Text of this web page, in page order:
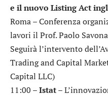
e il nuovo Listing Act
Roma – Conferenza
lavori il Prof. Paolo
Seguirà l’intervento
Trading and Capital
Capital LLC)
11:00 –Istat–